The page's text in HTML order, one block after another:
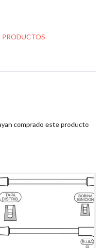
PRODUCTOS
comprado este producto